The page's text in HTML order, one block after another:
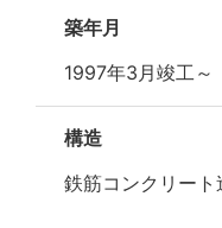
築年月
1997年3月竣工～
構造
鉄筋コンクリート